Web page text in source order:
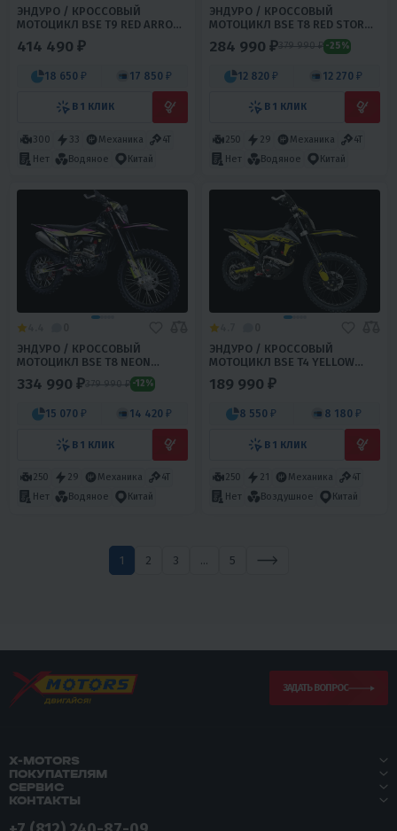
ЭНДУРО / КРОССОВЫЙ
МОТОЦИКЛ BSE T9 RED ARROW
414 490 ₽
18 650 ₽ 17 850 ₽
В 1 КЛИК
300 33 Механика
4T
Нет
Водяное Китай
ЭНДУРО / КРОССОВЫЙ
МОТОЦИКЛ BSE T8 RED STORM
284 990 ₽379 990 ₽ -25%
12 820 ₽ 12 270 ₽
В 1 КЛИК
250 29 Механика
4T
Нет
Водяное Китай
ЭНДУРО / КРОССОВЫЙ
МОТОЦИКЛ BSE T8 NEON
STORM (SPORT))
334 990 ₽379 990 ₽ -12%
15 070 ₽ 14 420 ₽
В 1 КЛИК
250 29 Механика
4T
Нет
Водяное Китай
ЭНДУРО / КРОССОВЫЙ
МОТОЦИКЛ BSE T4 YELLOW
(ZS172FMM-5)
189 990 ₽
8 550 ₽ 8 180 ₽
В 1 КЛИК
250 21 Механика
4T
Нет
Воздушное Китай
1 2 3 ... 5
ЗАДАТЬ ВОПРОС
X-MOTORS
ПОКУПАТЕЛЯМ
СЕРВИС
КОНТАКТЫ